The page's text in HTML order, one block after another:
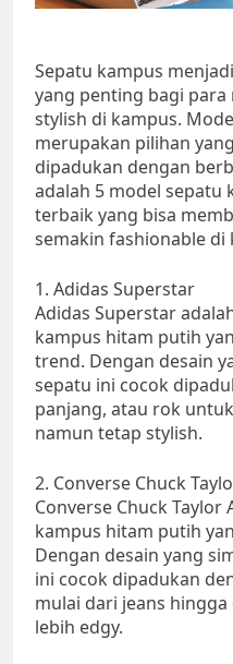
Sepatu kampus
yang penting bagi
stylish di kampus.
merupakan pilihan
dipadukan dengan
adalah 5 model sepatu
terbaik yang bisa
semakin fashionable di
1. Adidas Superstar
Adidas Superstar
kampus hitam putih
trend. Dengan desain
sepatu ini cocok
panjang, atau rok
namun tetap stylish.
2. Converse Chuck
Converse Chuck Taylor
kampus hitam putih
Dengan desain yang
ini cocok dipadukan
mulai dari jeans
lebih edgy.